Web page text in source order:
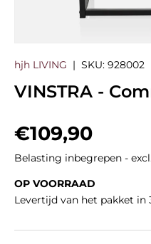
hjh LIVING | SKU: 928002
VINSTRA -
Reguliere prijs
€109,90
Belasting inbegrepen -
OP VOORRAAD
Levertijd van het pakket in